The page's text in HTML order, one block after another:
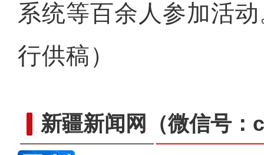
系统等百余人参加活
行供稿）
新疆新闻网 （微信号